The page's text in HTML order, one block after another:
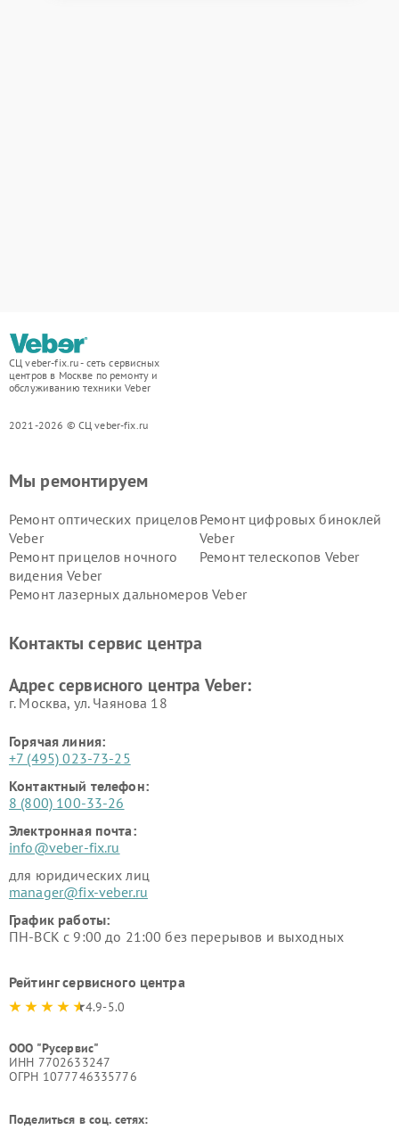
СЦ veber-fix.ru - сеть сервисных
центров в Москве по ремонту и
обслуживанию техники Veber
2021-2026 © СЦ veber-fix.ru
Мы ремонтируем
Ремонт оптических прицелов
Veber
Ремонт цифровых биноклей
Veber
Ремонт прицелов ночного
видения Veber
Ремонт телескопов Veber
Ремонт лазерных дальномеров Veber
Контакты сервис центра
Адрес сервисного центра Veber:
г. Москва, ул. Чаянова 18
Горячая линия:
+7 (495) 023-73-25
Контактный телефон:
8 (800) 100-33-26
Электронная почта:
info@veber-fix.ru
для юридических лиц
manager@fix-veber.ru
График работы:
ПН-ВСК с 9:00 до 21:00 без перерывов и выходных
Рейтинг сервисного центра
4.9-5.0
ООО "Русервис"
ИНН 7702633247
ОГРН 1077746335776
Поделиться в соц. сетях: